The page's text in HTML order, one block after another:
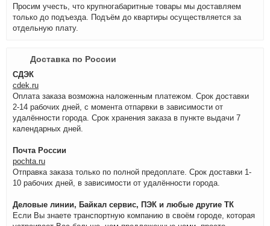
Просим учесть, что крупногабаритные товары мы доставляем
только до подъезда. Подъём до квартиры осуществляется за
отдельную плату.
Доставка по России
СДЭК
cdek.ru
Оплата заказа возможна наложенным платежом. Срок доставки
2-14 рабочих дней, с момента отпарвки в зависимости от
удалённости города. Срок хранения заказа в пункте выдачи 7
календарных дней.
Почта России
pochta.ru
Отправка заказа только по полной предоплате. Срок доставки 1-
10 рабочих дней, в зависимости от удалённости города.
Деловые линии, Байкал сервис, ПЭК и любые другие ТК
Если Вы знаете транспортную компанию в своём городе, которая